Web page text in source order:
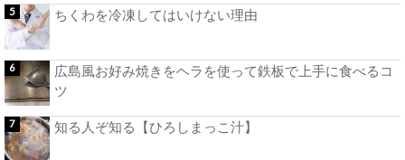
ちくわを冷凍してはいけない理由
広島風お好み焼きをヘラを使って鉄板で上手に食べるコ
ツ
知る人ぞ知る【ひろしまっこ汁】